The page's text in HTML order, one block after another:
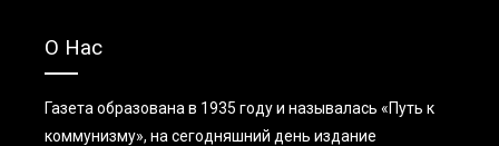
О Нас
Газета образована в 1935 году и называлась «Путь к
коммунизму», на сегодняшний день издание